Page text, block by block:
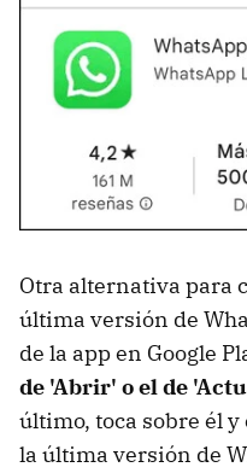
Otra alternativa para
última versión de
de la app en Google
de 'Abrir' o el de
último, toca sobre él
la última versión de